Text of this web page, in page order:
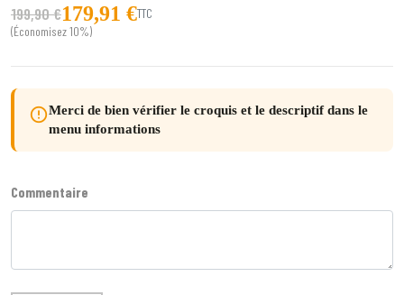
199,90 €179,91 €TTC
(Économisez 10%)
error_outlineMerci de bien vérifier le croquis et le descriptif dans le
menu informations
Commentaire